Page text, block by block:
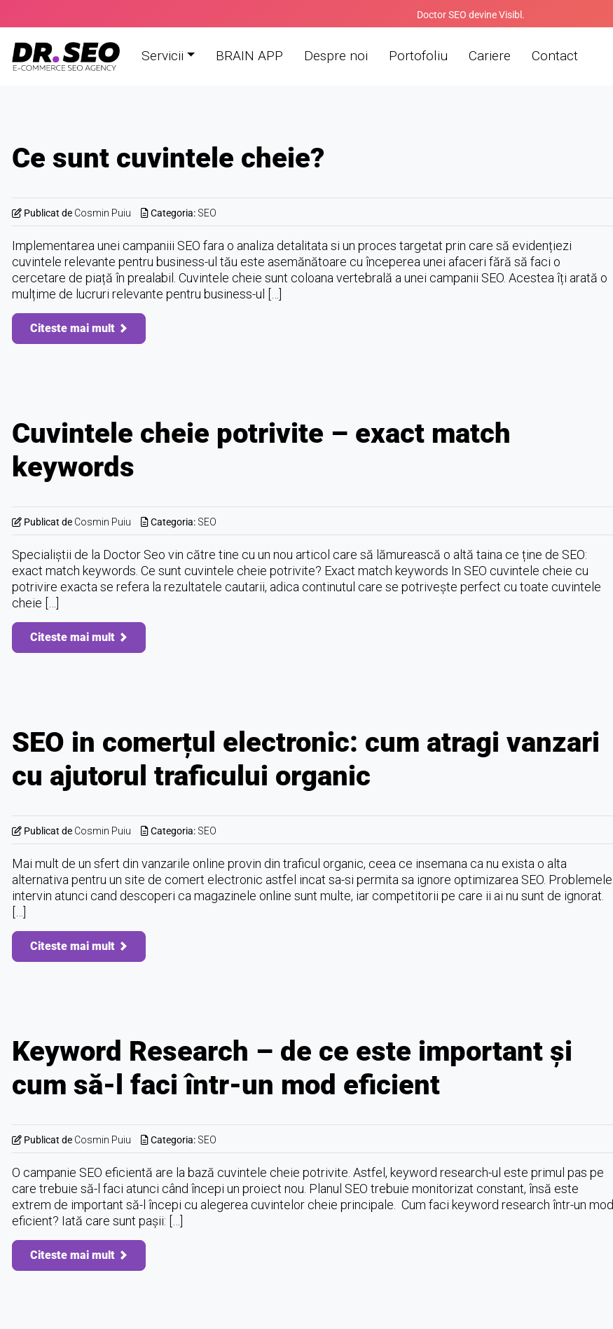
content
Doctor SEO devine Visibl.
Servicii BRAIN APP Despre noi Portofoliu Cariere Contact
Ce sunt cuvintele cheie?
Publicat de Cosmin Puiu Categoria: SEO
Implementarea unei campaniii SEO fara o analiza detalitata si un proces targetat prin care să evidențiezi
cuvintele relevante pentru business-ul tău este asemănătoare cu începerea unei afaceri fără să faci o
cercetare de piață în prealabil. Cuvintele cheie sunt coloana vertebrală a unei campanii SEO. Acestea îți arată o
mulțime de lucruri relevante pentru business-ul […]
Citeste mai mult
Cuvintele cheie potrivite – exact match
keywords
Publicat de Cosmin Puiu Categoria: SEO
Specialiștii de la Doctor Seo vin către tine cu un nou articol care să lămurească o altă taina ce ține de SEO:
exact match keywords. Ce sunt cuvintele cheie potrivite? Exact match keywords In SEO cuvintele cheie cu
potrivire exacta se refera la rezultatele cautarii, adica continutul care se potrivește perfect cu toate cuvintele
cheie […]
Citeste mai mult
SEO in comerțul electronic: cum atragi vanzari
cu ajutorul traficului organic
Publicat de Cosmin Puiu Categoria: SEO
Mai mult de un sfert din vanzarile online provin din traficul organic, ceea ce insemana ca nu exista o alta
alternativa pentru un site de comert electronic astfel incat sa-si permita sa ignore optimizarea SEO. Problemele
intervin atunci cand descoperi ca magazinele online sunt multe, iar competitorii pe care ii ai nu sunt de ignorat.
Citeste mai mult
Keyword Research – de ce este important și
cum să-l faci într-un mod eficient
Publicat de Cosmin Puiu Categoria: SEO
O campanie SEO eficientă are la bază cuvintele cheie potrivite. Astfel, keyword research-ul este primul pas pe
care trebuie să-l faci atunci când începi un proiect nou. Planul SEO trebuie monitorizat constant, însă este
extrem de important să-l începi cu alegerea cuvintelor cheie principale. Cum faci keyword research într-un mod
eficient? Iată care sunt pașii: […]
Citeste mai mult